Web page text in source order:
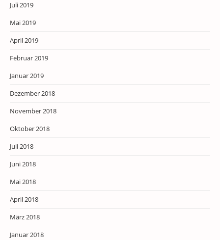
Juli 2019
Mai 2019
April 2019
Februar 2019
Januar 2019
Dezember 2018
November 2018
Oktober 2018
Juli 2018
Juni 2018
Mai 2018
April 2018
März 2018
Januar 2018